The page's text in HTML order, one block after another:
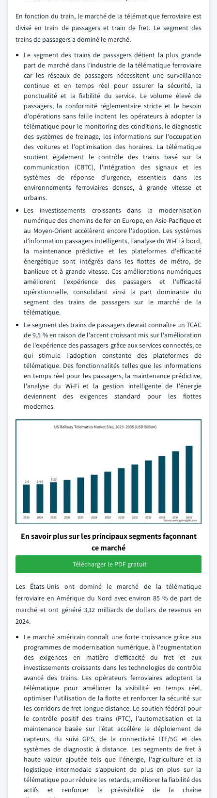
En fonction du train, le marché de la télématique ferroviaire est
divisé en train de passagers et train de fret. Le segment des
trains de passagers a dominé le marché.
Le segment des trains de passagers détient la plus grande
part de marché dans l'industrie de la télématique ferroviaire
car les réseaux de passagers nécessitent une surveillance
continue et en temps réel pour assurer la sécurité, la
ponctualité et la fiabilité du service. Le volume élevé de
passagers, la conformité réglementaire stricte et le besoin
d'opérations sans faille incitent les opérateurs à adopter la
télématique pour le monitoring des conditions, le diagnostic
des systèmes de freinage, les informations sur l'occupation
des voitures et l'optimisation des horaires. La télématique
soutient également le contrôle des trains basé sur la
communication (CBTC), l'intégration des signaux et les
systèmes de réponse d'urgence, essentiels dans les
environnements ferroviaires denses, à grande vitesse et
urbains.
Les investissements croissants dans la modernisation
numérique des chemins de fer en Europe, en Asie-Pacifique et
au Moyen-Orient accélèrent encore l'adoption. Les systèmes
d'information passagers intelligents, l'analyse du Wi-Fi à bord,
la maintenance prédictive et les plateformes d'efficacité
énergétique sont intégrés dans les flottes de métro, de
banlieue et à grande vitesse. Ces améliorations numériques
améliorent l'expérience des passagers et l'efficacité
opérationnelle, consolidant ainsi la part dominante du
segment des trains de passagers sur le marché de la
télématique.
Le segment des trains de passagers devrait connaître un TCAC
de 9,5 % en raison de l'accent croissant mis sur l'amélioration
de l'expérience des passagers grâce aux services connectés, ce
qui stimule l'adoption constante des plateformes de
télématique. Des fonctionnalités telles que les informations
en temps réel pour les passagers, la maintenance prédictive,
l'analyse du Wi-Fi et la gestion intelligente de l'énergie
deviennent des exigences standard pour les flottes
modernes.
En savoir plus sur les principaux segments façonnant
ce marché
Télécharger le PDF gratuit
Les États-Unis ont dominé le marché de la télématique
ferroviaire en Amérique du Nord avec environ 85 % de part de
marché et ont généré 3,12 milliards de dollars de revenus en
2024.
Le marché américain connaît une forte croissance grâce aux
programmes de modernisation numérique, à l'augmentation
des exigences en matière d'efficacité du fret et aux
investissements croissants dans les technologies de contrôle
avancé des trains. Les opérateurs ferroviaires adoptent la
télématique pour améliorer la visibilité en temps réel,
optimiser l'utilisation de la flotte et renforcer la sécurité sur
les corridors de fret longue distance. Le soutien fédéral pour
le contrôle positif des trains (PTC), l'automatisation et la
maintenance basée sur l'état accélère le déploiement de
capteurs, du suivi GPS, de la connectivité LTE/5G et des
systèmes de diagnostic à distance. Les segments de fret à
haute valeur ajoutée tels que l'énergie, l'agriculture et la
logistique intermodale s'appuient de plus en plus sur la
télématique pour réduire les retards, améliorer la fiabilité des
actifs et renforcer la prévisibilité de la chaîne